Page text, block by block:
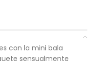
con la mini bala
sensualmente